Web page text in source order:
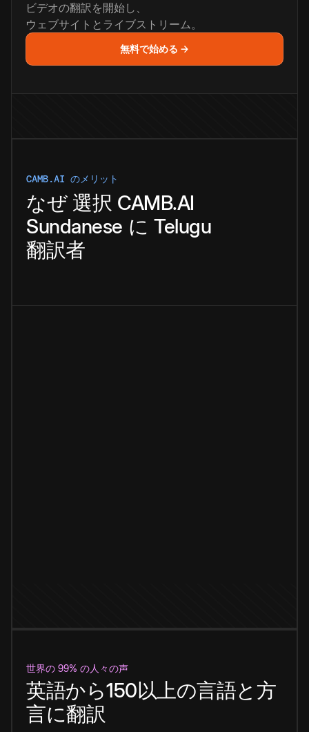
ビデオの翻訳を開始し、
ウェブサイトとライブストリーム。
無料で始める →
CAMB.AI のメリット
なぜ 選択 CAMB.AI
Sundanese に Telugu
翻訳者
世界の 99% の人々の声
英語から150以上の言語と方
言に翻訳